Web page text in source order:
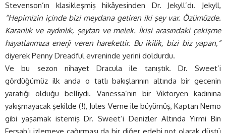
Stevenson’ın klasikleşmiş hikâyesinden Dr. Jekyll’dı. Jekyll,
“Hepimizin içinde bizi meydana getiren iki şey var. Özümüzde.
Karanlık ve aydınlık, şeytan ve melek. İkisi arasındaki çekişme
hayatlarımıza enerji veren harekettir. Bu ikilik, bizi biz yapan,”
diyerek Penny Dreadful evreninde yerini doldurdu.
Ve bu sezon nihayet Dracula ile tanıştık. Dr. Sweet’i
gördüğümüz ilk anda o tatlı bakışlarının altında bir gecenin
yaratığı olduğu belliydi. Vanessa’nın bir Viktoryen kadınına
yakışmayacak şekilde (!), Jules Verne ile büyümüş, Kaptan Nemo
gibi yaşamak istemiş Dr. Sweet’i Denizler Altında Yirmi Bin